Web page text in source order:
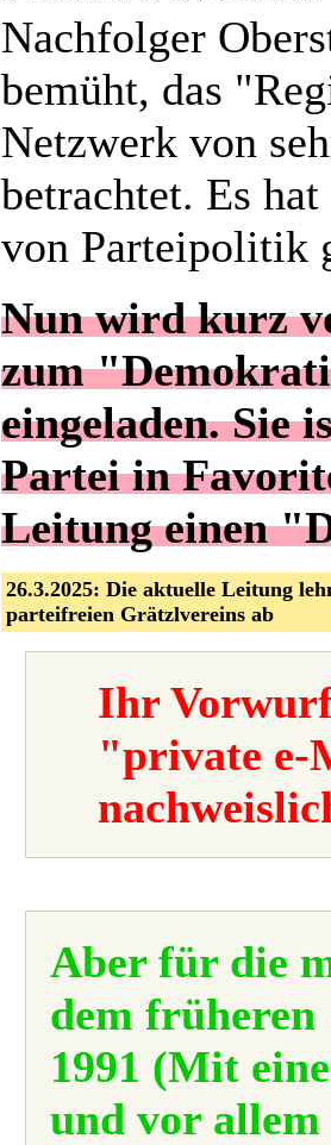
Nachfolger
bemüht, das
Netzwerk von
betrachtet. Es
von Parteipolitik
Nun wird kurz
zum
eingeladen. Sie
Partei in
Leitung einen
26.3.2025: Die aktuelle Leitung
parteifreien Grätzlvereins ab
Ihr
"private e-
Aber für die
dem
1991 (Mit
und vor